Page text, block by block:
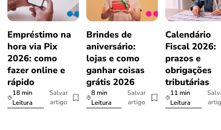
Empréstimo na
hora via Pix
2026: como
fazer online e
rápido
18 min
Leitura
Salvar
artigo
Brindes de
aniversário:
lojas e como
ganhar coisas
grátis 2026
8 min
Leitura
Salvar
artigo
Calendário
Fiscal 2026:
prazos e
obrigações
tributárias
11 min
Leitura